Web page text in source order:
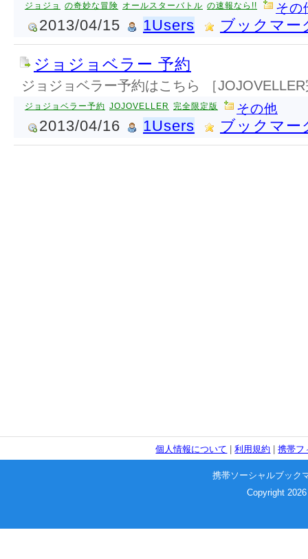
ジョジョ の奇妙な冒険 オールスターバトル の速報なら!! その
2013/04/15 1Users ブックマー
ジョジョベラー 予約
ジョジョベラー予約はこちら ［
ジョジョベラー予約 JOJOVELLER 完全限定版 その他
2013/04/16 1Users ブックマー
個人情報について |利用規約 |携帯フ
携帯ソーシャルブック
Copyright